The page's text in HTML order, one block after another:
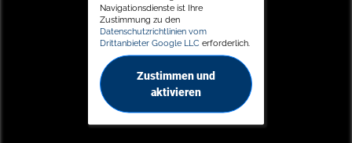
Navigationsdienste ist Ihre
Zustimmung zu den
Datenschutzrichtlinien vom
Drittanbieter Google LLC erforderlich.
Zustimmen und
aktivieren